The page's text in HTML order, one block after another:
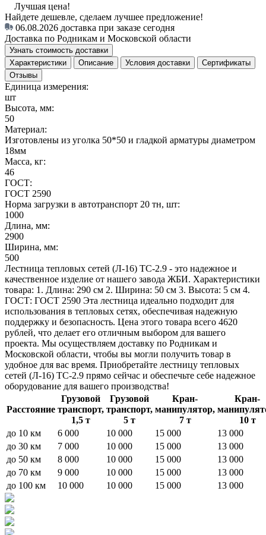
Лучшая цена!
Найдете дешевле, сделаем лучшее предложение!
06.08.2026 доставка при заказе сегодня
Доставка по Родникам и Московской области
Узнать стоимость доставки
Характеристики
Описание Условия доставки
Сертификаты
Отзывы
Единица измерения:
шт
Высота, мм:
50
Материал:
Изготовлены из уголка 50*50 и гладкой арматуры диаметром
18мм
Масса, кг:
46
ГОСТ:
ГОСТ 2590
Норма загрузки в автотранспорт 20 тн, шт:
1000
Длина, мм:
2900
Ширина, мм:
500
Лестница тепловых сетей (Л-16) ТС-2.9 - это надежное и
качественное изделие от нашего завода ЖБИ. Характеристики
товара: 1. Длина: 290 см 2. Ширина: 50 см 3. Высота: 5 см 4.
ГОСТ: ГОСТ 2590 Эта лестница идеально подходит для
использования в тепловых сетях, обеспечивая надежную
поддержку и безопасность. Цена этого товара всего 4620
рублей, что делает его отличным выбором для вашего
проекта. Мы осуществляем доставку по Родникам и
Московской области, чтобы вы могли получить товар в
удобное для вас время. Приобретайте лестницу тепловых
сетей (Л-16) ТС-2.9 прямо сейчас и обеспечьте себе надежное
оборудование для вашего производства!
Расстояние
Грузовой
транспорт,
1,5 т
Грузовой
транспорт,
5 т
Кран-
манипулятор,
7 т
Кран-
10 т
до 10 км
6 000 10 000 15 000
13 000
до 30 км
7 000 10 000 15 000
13 000
до 50 км
8 000 10 000 15 000
13 000
до 70 км
9 000 10 000 15 000
13 000
до 100 км
10 000 10 000 15 000 13 000